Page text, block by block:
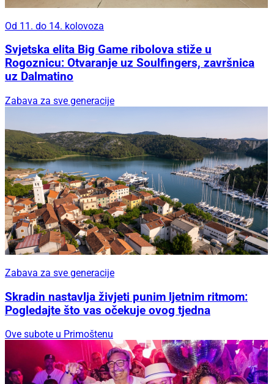
Od 11. do 14. kolovoza
Svjetska elita Big Game ribolova stiže u
Rogoznicu: Otvaranje uz Soulfingers, završnica
uz Dalmatino
Zabava za sve generacije
Zabava za sve generacije
Skradin nastavlja živjeti punim ljetnim ritmom:
Pogledajte što vas očekuje ovog tjedna
Ove subote u Primoštenu